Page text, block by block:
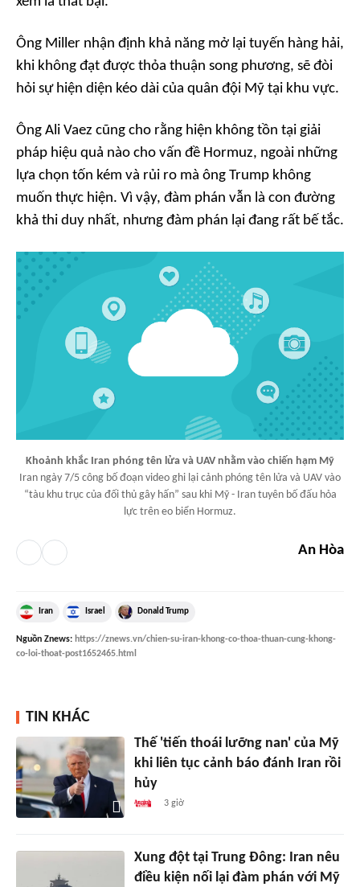
Ông Miller nhận định khả năng mở lại tuyến hàng hải,
khi không đạt được thỏa thuận song phương, sẽ đòi
hỏi sự hiện diện kéo dài của quân đội Mỹ tại khu vực.
Ông Ali Vaez cũng cho rằng hiện không tồn tại giải
pháp hiệu quả nào cho vấn đề Hormuz, ngoài những
lựa chọn tốn kém và rủi ro mà ông Trump không
muốn thực hiện. Vì vậy, đàm phán vẫn là con đường
khả thi duy nhất, nhưng đàm phán lại đang rất bế tắc.
Khoảnh khắc Iran phóng tên lửa và UAV nhằm vào chiến hạm Mỹ
Iran ngày 7/5 công bố đoạn video ghi lại cảnh phóng tên lửa và UAV vào
“tàu khu trục của đối thủ gây hấn” sau khi Mỹ - Iran tuyên bố đấu hỏa
lực trên eo biển Hormuz.
An Hòa
Iran Israel Donald Trump
Nguồn Znews: https://znews.vn/chien-su-iran-khong-co-thoa-thuan-cung-khong-
co-loi-thoat-post1652465.html
TIN KHÁC
Thế 'tiến thoái lưỡng nan' của Mỹ
khi liên tục cảnh báo đánh Iran rồi
hủy
3 giờ
Xung đột tại Trung Đông: Iran nêu
điều kiện nối lại đàm phán với Mỹ